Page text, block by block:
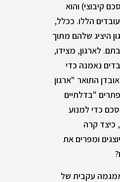
קיבוצי) והוא
הללו. ככלל,
היציג שלהם מתוך
לארגון, מצידו,
נאמנה כדי
התואר "ארגון
"בדלתיים
כדי למנוע
כיצד קרה
ומפרים את
עקבית של